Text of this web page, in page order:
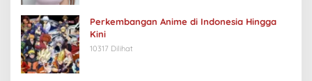
Perkembangan Anime di Indonesia Hingga
Kini
10317 Dilihat